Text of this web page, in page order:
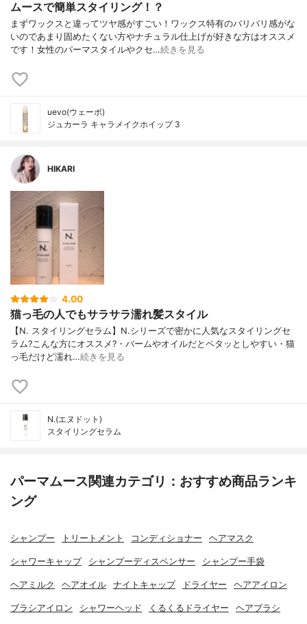
ムースで簡単スタイリング！？
まずワックスと違ってツヤ感がすごい！ワックス特有のバリバリ感がな
いのであまり固めたくない方やナチュラル仕上げが好きな方はオススメ
です！女性のパーマスタイルやクセ…続きを見る
uevo(ウェーボ)
ジュカーラ キャラメイクホイップ 3
HIKARI
4.00
猫っ毛の人でもサラサラ濡れ髪スタイル
【N. スタイリングセラム】 N.シリーズで密かに人気なスタイリングセ
ラム ?こんな方にオススメ? ・バームやオイルだとペタッとしやすい ・猫
っ毛だけど濡れ…続きを見る
N.(エヌドット)
スタイリングセラム
パーマムース関連カテゴリ：おすすめ商品ランキ
ング
シャンプー トリートメント コンディショナー ヘアマスク
シャワーキャップ シャンプーディスペンサー シャンプー手袋
ヘアミルク ヘアオイル ナイトキャップ ドライヤー ヘアアイロン
ブラシアイロン シャワーヘッド くるくるドライヤー ヘアブラシ